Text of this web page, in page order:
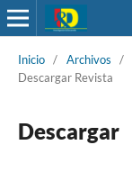
Inicio / Archivos /
Descargar Revista
Descargar